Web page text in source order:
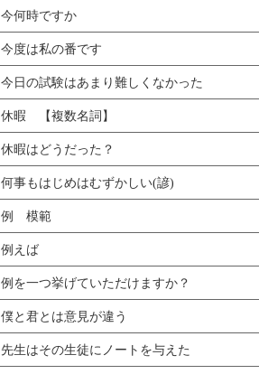
今何時ですか
今度は私の番です
今日の試験はあまり難しくなかった
休暇 【複数名詞】
休暇はどうだった？
何事もはじめはむずかしい(諺)
例 模範
例えば
例を一つ挙げていただけますか？
僕と君とは意見が違う
先生はその生徒にノートを与えた